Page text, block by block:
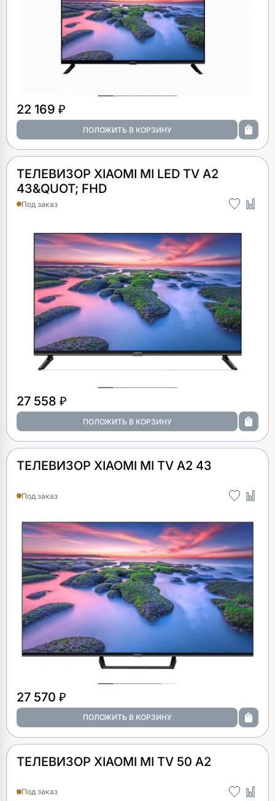
22 169 ₽
ТЕЛЕВИЗОР XIAOMI MI LED TV A2
43&QUOT; FHD
Под заказ
27 558 ₽
ТЕЛЕВИЗОР XIAOMI MI TV A2 43
Под заказ
27 570 ₽
ТЕЛЕВИЗОР XIAOMI MI TV 50 A2
Под заказ